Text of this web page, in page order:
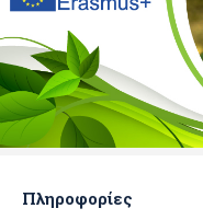
Πληροφορίες